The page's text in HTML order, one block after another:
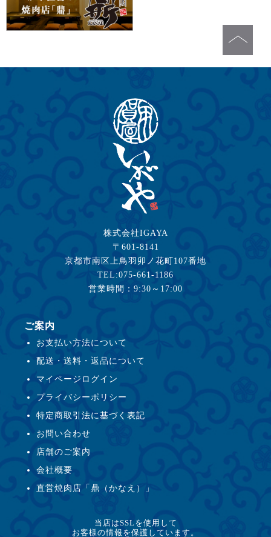
株式会社IGAYA
〒601-8141
京都市南区上鳥羽卯ノ花町107番地
TEL:075-661-1186
営業時間：9:30～17:00
ご案内
お支払い方法について
配送・送料・返品について
マイページログイン
プライバシーポリシー
特定商取引法に基づく表記
お問い合わせ
店舗のご案内
会社概要
直営焼肉店「鼎（かなえ）」
当店はSSLを使用して
お客様の情報を保護しています。